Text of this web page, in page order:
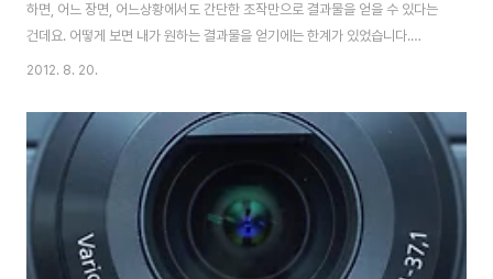
하면, 어느 장면, 어느상황에서도 간단한 조작만으로 결과물을 얻을 수 있다는
건데요. 어떻게 보면 내가 원하는 결과물을 얻기에는 한계가 있었습니다.
RX100은 그동안의 컴팩트 카메라에 주로 사용되어온 센서보다 4배 커진 1.0
지 센서를 탑재해 DSLR 부럽지 않은 아웃 포커싱을 비롯해 디테일한 이미지
표현이 가능한데요. 한단계 업그레이드 된 BIONZ 이미지 프로세서를 통해 컴
팩트 카메라에서도 초당 10연사 촬영과 0.13초만에 AF를 잡는 고속 AF를 지
원해 빠르게 원하는 장면을 얻을 수 있습니다. 그외에도 감도(ISO)는 25600
2012. 8. 20.